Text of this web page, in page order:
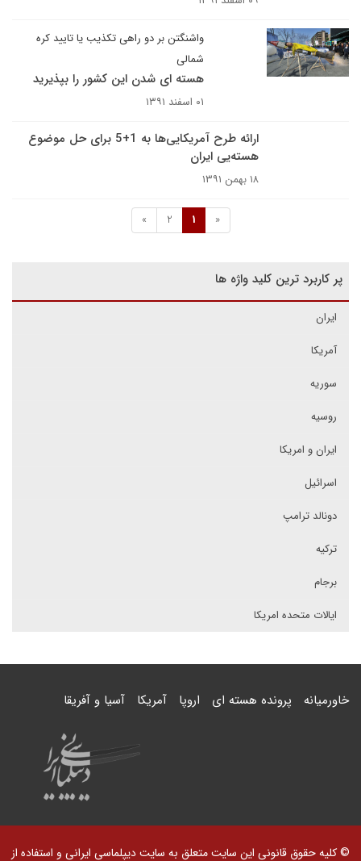
واشنگتن بر دو راهی تکذیب یا تایید کره
شمالی
هسته ای شدن این کشور را بپذیرید
۰۱ اسفند ۱۳۹۱
ارائه طرح آمریکایی‌ها به 1+5 برای حل موضوع
هسته‌یی ایران
۱۸ بهمن ۱۳۹۱
«
1
2
»
پر کاربرد ترین کلید واژه ها
ایران
آمریکا
سوریه
روسیه
ایران و امریکا
اسرائیل
دونالد ترامپ
ترکیه
برجام
ایالات متحده امریکا
خاورمیانه پرونده هسته ای اروپا آمریکا آسیا و آفریقا
© کلیه حقوق قانونی این سایت متعلق به سایت دیپلماسی ایرانی و استفاده از